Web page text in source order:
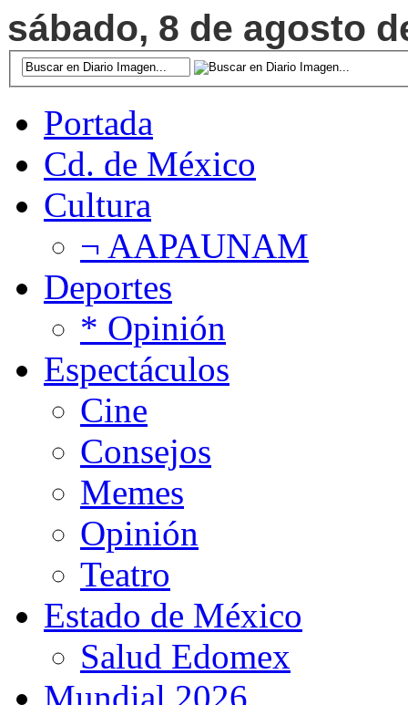
sábado, 8 de agosto
Portada
Cd. de México
Cultura
¬ AAPAUNAM
Deportes
* Opinión
Espectáculos
Cine
Consejos
Memes
Opinión
Teatro
Estado de México
Salud Edomex
Mundial 2026